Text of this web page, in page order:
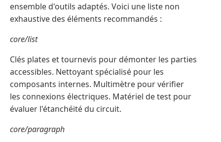
ensemble d'outils adaptés. Voici une liste non
exhaustive des éléments recommandés :
core/list
Clés plates et tournevis pour démonter les parties
accessibles. Nettoyant spécialisé pour les
composants internes. Multimètre pour vérifier
les connexions électriques. Matériel de test pour
évaluer l'étanchéité du circuit.
core/paragraph